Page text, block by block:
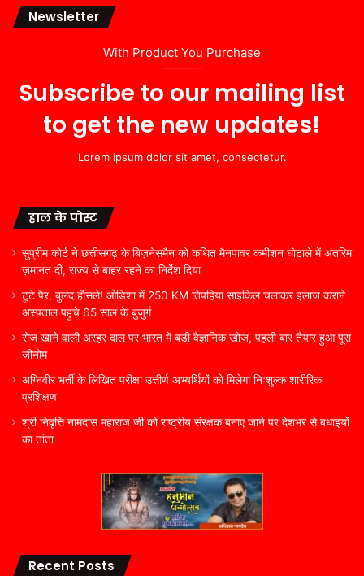
Newsletter
With Product You Purchase
Subscribe to our mailing list
to get the new updates!
Lorem ipsum dolor sit amet, consectetur.
हाल के पोस्ट
सुप्रीम कोर्ट ने छत्तीसगढ़ के बिज़नेसमैन को कथित मैनपावर कमीशन घोटाले में अंतरिम
ज़मानत दी, राज्य से बाहर रहने का निर्देश दिया
टूटे पैर, बुलंद हौसले! ओडिशा में 250 KM तिपहिया साइकिल चलाकर इलाज कराने
अस्पताल पहुंचे 65 साल के बुजुर्ग
रोज खाने वाली अरहर दाल पर भारत में बड़ी वैज्ञानिक खोज, पहली बार तैयार हुआ पूरा
जीनोम
अग्निवीर भर्ती के लिखित परीक्षा उत्तीर्ण अभ्यर्थियों को मिलेगा निःशुल्क शारीरिक
प्रशिक्षण
श्री निवृत्ति नामदास महाराज जी को राष्ट्रीय संरक्षक बनाए जाने पर देशभर से बधाइयों
का तांता
Recent Posts